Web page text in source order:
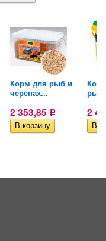
Корм для рыб и
черепах...
2 353,85 Р
рыб
2